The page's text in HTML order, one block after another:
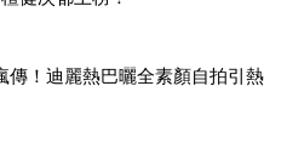
傳！迪麗熱巴曬全素顏自拍引熱